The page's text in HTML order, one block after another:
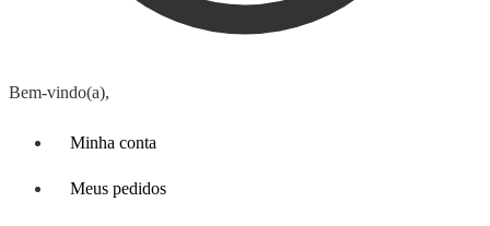
Bem-vindo(a),
Minha conta
Meus pedidos